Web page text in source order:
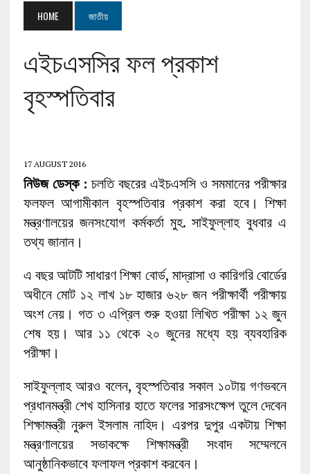
HOME জাতীয়
এইচএসসির ফল প্রকাশ
বৃহস্পতিবার
17 AUGUST 2016
নিউজ ডেস্ক : চলতি বছরের এইচএসসি ও সমমানের পরীক্ষার
ফলফল আগামীকাল বৃহস্পতিবার প্রকাশ করা হবে। শিক্ষা
মন্ত্রণালয়ের জনসংযোগ কর্মকর্তা মুহ. সাইফুল্লাহ বুধবার এ
তথ্য জানান।
এ বছর আটটি সাধারণ শিক্ষা বোর্ড, মাদ্রাসা ও কারিগরি বোর্ডের
অধীনে মোট ১২ লাখ ১৮ হাজার ৬২৮ জন পরীক্ষার্থী পরীক্ষায়
অংশ নেয়। গত ৩ এপ্রিল শুরু হওয়া লিখিত পরীক্ষা ১২ জুন
শেষ হয়। আর ১১ থেকে ২০ জুনের মধ্যে হয় ব্যবহারিক
পরীক্ষা।
সাইফুল্লাহ আরও বলেন, বৃহস্পতিবার সকাল ১০টায় গণভবনে
প্রধানমন্ত্রী শেখ হাসিনার হাতে ফলের সারসংক্ষেপ তুলে দেবেন
শিক্ষামন্ত্রী নুরুল ইসলাম নাহিদ। এরপর দুপুর একটায় শিক্ষা
মন্ত্রণালয়ের সভাকক্ষে শিক্ষামন্ত্রী সংবাদ সম্মেলনে
আনুষ্ঠানিকভাবে ফলাফল প্রকাশ করবেন।